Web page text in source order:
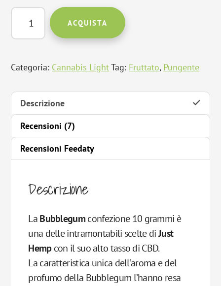
Bubblegum
(10g)
quantità
ACQUISTA
Categoria: Cannabis LightTag: Fruttato, Pungente
Descrizione
Recensioni (7)
Recensioni Feedaty
Descrizione
LaBubblegumconfezione 10 grammi è
una delle intramontabili scelte diJust
Hempcon il suo alto tasso di CBD.
La caratteristica unica dell’aroma e del
profumo della Bubblegum l’hanno resa